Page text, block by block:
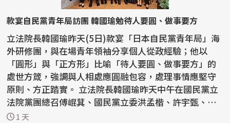
款宴自民黨青年局訪團 韓國瑜勉待人要圓、做事要方
立法院長韓國瑜昨天(5日)款宴「日本自民黨青年局」海
外研修團，與在場青年領袖分享個人從政經驗；他以
「圓形」與「正方形」比喻「待人要圓、做事要方」的
處世方箴，強調與人相處應圓融包容，處理事情應堅守
原則、方正踏實。 立法院長韓國瑜昨天中午在國民黨立
法院黨團總召傅崐萁、國民黨立委洪孟楷、許宇甄、林
思銘、...
1 天